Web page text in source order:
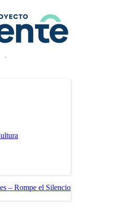
.
– Rompe el Silencio